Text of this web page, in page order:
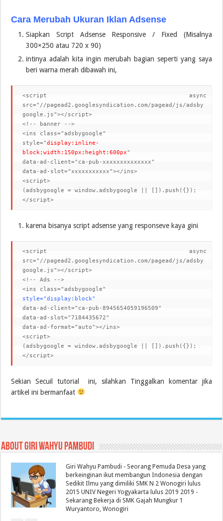
Cara Merubah Ukuran Iklan Adsense
Siapkan Script Adsense Responsive / Fixed (Misalnya
300×250 atau 720 x 90)
intinya adalah kita ingin merubah bagian seperti yang saya
beri warna merah dibawah ini,
<script
async
src="//pagead2.googlesyndication.com/pagead/js/adsby
google.js"></script>
<!-- banner -->
<ins
class="adsbygoogle"
style="display : inline-
block;width : 150px ; height :600px"
data-ad-client="ca-pub-xxxxxxxxxxxxxx"
data-ad-slot="xxxxxxxxxxx"></ins>
<script>
(adsbygoogle= window.adsbygoogle []). push ({});
</script>
karena bisanya script adsense yang responseve kaya gini
<script
async
src="//pagead2.googlesyndication.com/pagead/js/adsby
google.js"></script>
<!-- Ads -->
<ins
class="adsbygoogle"
style="display : block"
data-ad-client="ca-pub-8945654059196509"
data-ad-slot="7184435672"
data-ad-format="auto"></ins>
<script>
(adsbygoogle= window.adsbygoogle []). push ({});
</script>
Sekian Secuil tutorial ini, silahkan Tinggalkan komentar jika
artikel ini bermanfaat
About Giri Wahyu Pambudi
Giri Wahyu Pambudi - Seorang Pemuda Desa yang
berkeinginan ikut membangun Indonesia dengan
Sedikit Ilmu yang dimiliki SMK N 2 Wonogiri lulus
2015 UNIV Negeri Yogyakarta lulus 2019 2019 -
Sekarang Bekerja di SMK Gajah Mungkur 1
Wuryantoro, Wonogiri